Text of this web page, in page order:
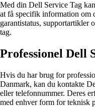
Med din Dell Service Tag
at få specifik information om
garantistatus, supportartikler
tag.
Professionel Dell
Hvis du har brug for
Danmark, kan du kontakte
eller telefonnummer. Deres
med enhver form for teknisk